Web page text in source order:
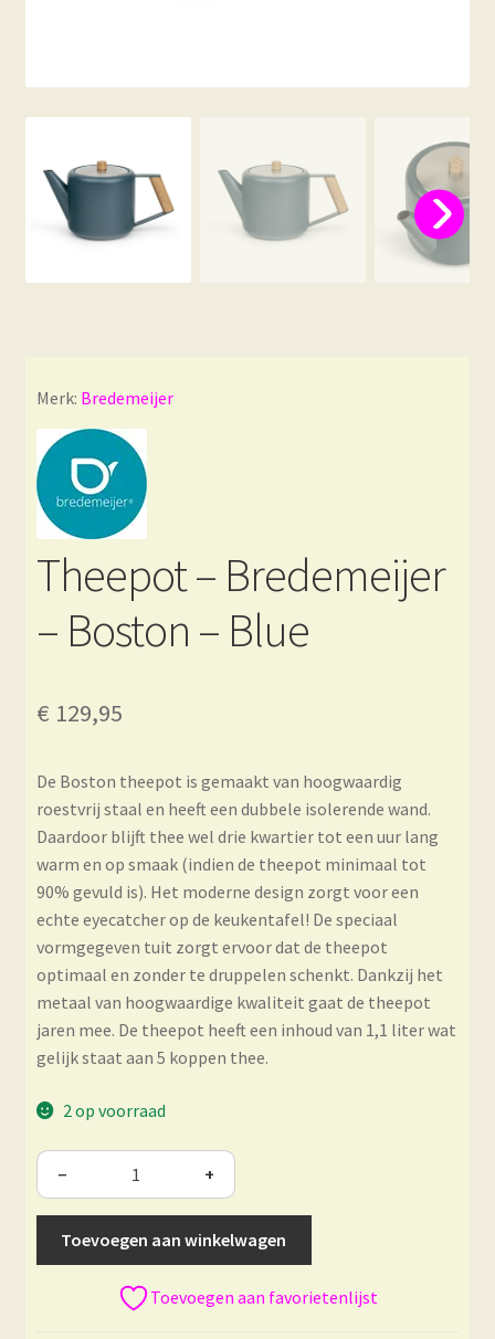
Merk: Bredemeijer
Theepot – Bredemeijer
– Boston – Blue
€ 129,95
De Boston theepot is gemaakt van hoogwaardig
roestvrij staal en heeft een dubbele isolerende wand.
Daardoor blijft thee wel drie kwartier tot een uur lang
warm en op smaak (indien de theepot minimaal tot
90% gevuld is). Het moderne design zorgt voor een
echte eyecatcher op de keukentafel! De speciaal
vormgegeven tuit zorgt ervoor dat de theepot
optimaal en zonder te druppelen schenkt. Dankzij het
metaal van hoogwaardige kwaliteit gaat de theepot
jaren mee. De theepot heeft een inhoud van 1,1 liter wat
gelijk staat aan 5 koppen thee.
2 op voorraad
− +
Toevoegen aan winkelwagen
Toevoegen aan favorietenlijst